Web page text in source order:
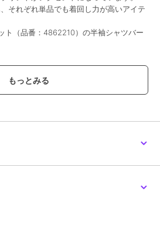
それぞれ単品でも着回し力が高いアイテ
ト（品番：4862210）の半袖シャツバー
に入り登録を！】
「再入荷通知」「値下げ通知」など、お
ポネット アミ）について -
”AMI（アミ）”は女の子の味方になりた
ズ 160～